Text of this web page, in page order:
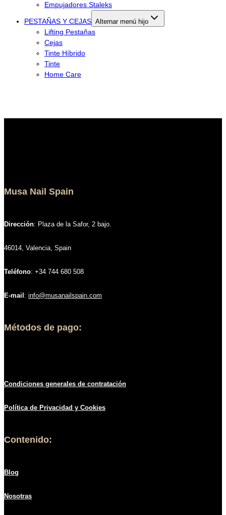
Empujadores Staleks
PESTAÑAS Y CEJAS Alternar menú hijo
Lifting Pestañas
Cejas
Tinte Híbrido
Tinte
Home Care
Musa Nail Spain
Dirección: Plaza de la Safor, 2 bajo.
46014, Valencia, Spain
Teléfono: +34 744 680 508
E-mail : info@musanailspain.com
Métodos de pago:
Condiciones generales de contratación
Política de Privacidad y Cookies
Contenido:
Blog
Nosotras